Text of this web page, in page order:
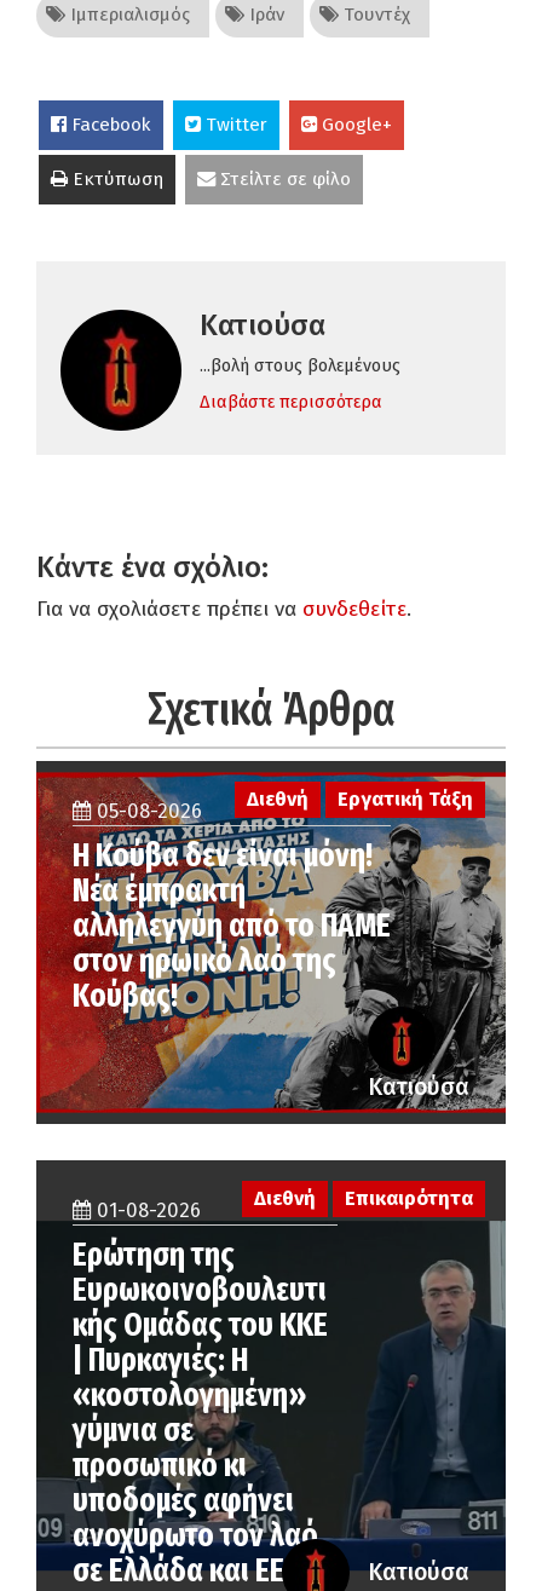
Ιμπεριαλισμός Ιράν Τουντέχ
Facebook Twitter Google+
Εκτύπωση Στείλτε σε φίλο
Κατιούσα
...βολή στους βολεμένους
Διαβάστε περισσότερα
Κάντε ένα σχόλιο:
Για να σχολιάσετε πρέπει να συνδεθείτε.
Σχετικά Άρθρα
Διεθνή Εργατική Τάξη
05-08-2026
Η Κούβα δεν είναι μόνη!
Νέα έμπρακτη
αλληλεγγύη από το ΠΑΜΕ
στον ηρωικό λαό της
Κούβας!
Κατιούσα
01-08-2026
Ερώτηση της
Ευρωκοινοβουλευτι
κής Ομάδας του ΚΚΕ
| Πυρκαγιές: Η
«κοστολογημένη»
γύμνια σε
προσωπικό κι
υποδομές αφήνει
ανοχύρωτο τον λαό
σε Ελλάδα και ΕΕ
Διεθνή Επικαιρότητα
Κατιούσα